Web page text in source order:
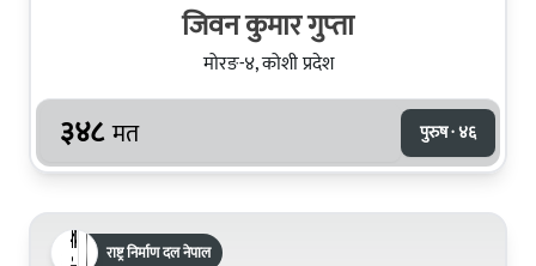
जिवन कुमार गुप्‍ता
मोरङ-४, कोशी प्रदेश
३४८ मत पुरुष · ४६
राष्ट्र निर्माण दल नेपाल